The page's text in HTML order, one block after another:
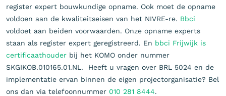
register expert bouwkundige opname. Ook moet de opname
voldoen aan de kwaliteitseisen van het NIVRE-re. Bbci
voldoet aan beiden voorwaarden. Onze opname experts
staan als register expert geregistreerd. En bbci Frijwijk is
certificaathouder bij het KOMO onder nummer
SKGIKOB.010165.01.NL. Heeft u vragen over BRL 5024 en de
implementatie ervan binnen de eigen projectorganisatie? Bel
ons dan via telefoonnummer 010 281 8444.